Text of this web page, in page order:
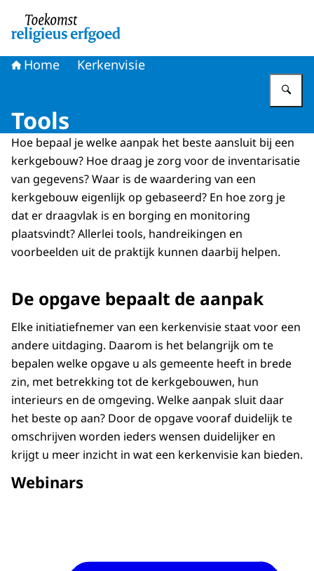
Home Kerkenvisie
Tools
Hoe bepaal je welke aanpak het beste aansluit bij een
kerkgebouw? Hoe draag je zorg voor de inventarisatie
van gegevens? Waar is de waardering van een
kerkgebouw eigenlijk op gebaseerd? En hoe zorg je
dat er draagvlak is en borging en monitoring
plaatsvindt? Allerlei tools, handreikingen en
voorbeelden uit de praktijk kunnen daarbij helpen.
De opgave bepaalt de aanpak
Elke initiatiefnemer van een kerkenvisie staat voor een
andere uitdaging. Daarom is het belangrijk om te
bepalen welke opgave u als gemeente heeft in brede
zin, met betrekking tot de kerkgebouwen, hun
interieurs en de omgeving. Welke aanpak sluit daar
het beste op aan? Door de opgave vooraf duidelijk te
omschrijven worden ieders wensen duidelijker en
krijgt u meer inzicht in wat een kerkenvisie kan bieden.
Webinars